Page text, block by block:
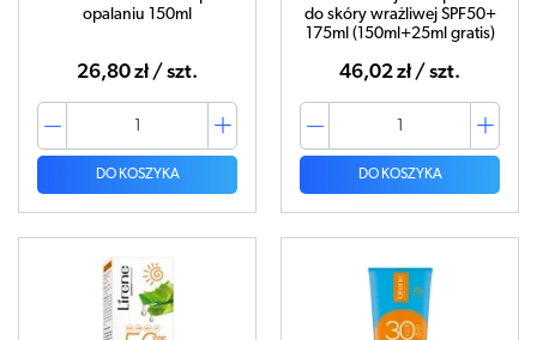
opalaniu 150ml
26,80 zł / szt.
DO KOSZYKA
do skóry wrażliwej SPF50+
175ml (150ml+25ml gratis)
46,02 zł / szt.
DO KOSZYKA